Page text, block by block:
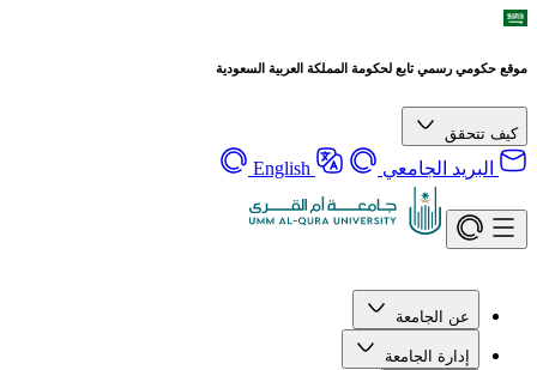
موقع حكومي رسمي تابع لحكومة المملكة العربية السعودية
كيف تتحقق
البريد الجامعي English
عن الجامعة
إدارة الجامعة